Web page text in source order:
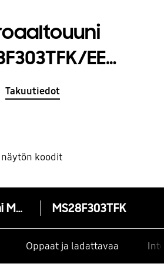
EE
Inside™ 28 L
Takuutiedot
koodit
Mikroaaltouuni MS28F303TFK/EE Ceramic Inside™ 28 L MS28F303TFK
Oppaat ja ladattavaa